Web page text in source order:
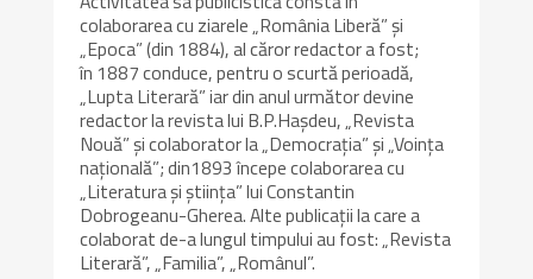
colaborarea cu ziarele „România Liberă” şi
„Epoca” (din 1884), al căror redactor a fost;
în 1887 conduce, pentru o scurtă perioadă,
„Lupta Literară” iar din anul următor devine
redactor la revista lui B.P.Hașdeu, „Revista
Nouă” şi colaborator la „Democraţia” şi „Voinţa
naţională”; din1893 începe colaborarea cu
„Literatura şi ştiinţa” lui Constantin
Dobrogeanu-Gherea. Alte publicaţii la care a
colaborat de-a lungul timpului au fost: „Revista
Literară”, „Familia”, „Românul”.